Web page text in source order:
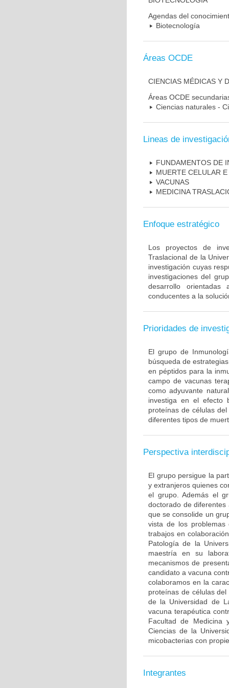
Agendas del
Biotecnología
Áreas OCDE
CIENCIAS MÉDICAS Y
Áreas OCDE
Ciencias naturales -
Lineas de
FUNDAMENTOS DE
MUERTE CELULAR
VACUNAS
MEDICINA
Enfoque estratégico
Los proyectos de
Traslacional de la
investigación cuyas
investigaciones del
desarrollo
conducentes a la
Prioridades de
El grupo de
búsqueda de
en péptidos para la
campo de vacunas
como adyuvante
investiga en el efecto
proteínas de células
diferentes tipos de
Perspectiva
El grupo persigue la
y extranjeros quienes
el grupo. Además el
doctorado de
que se consolide un
vista de los problemas
trabajos en
Patología de la
maestría en su
mecanismos de
candidato a vacuna
colaboramos en la
proteínas de células
de la Universidad de
vacuna terapéutica
Facultad de Medicina
Ciencias de la
micobacterias con
Integrantes